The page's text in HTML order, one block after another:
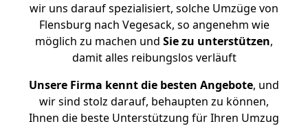
wir uns darauf spezialisiert, solche Umzüge von
Flensburg nach Vegesack, so angenehm wie
möglich zu machen und Sie zu unterstützen,
damit alles reibungslos verläuft
Unsere Firma kennt die besten Angebote, und
wir sind stolz darauf, behaupten zu können,
Ihnen die beste Unterstützung für Ihren Umzug